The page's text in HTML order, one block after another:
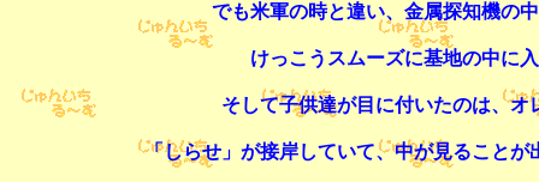
でも米軍の時と違い、金属探知機の
けっこうスムーズに基地の中に
そして子供達が目に付いたのは、オ
「しらせ」が接岸していて、中が見ること